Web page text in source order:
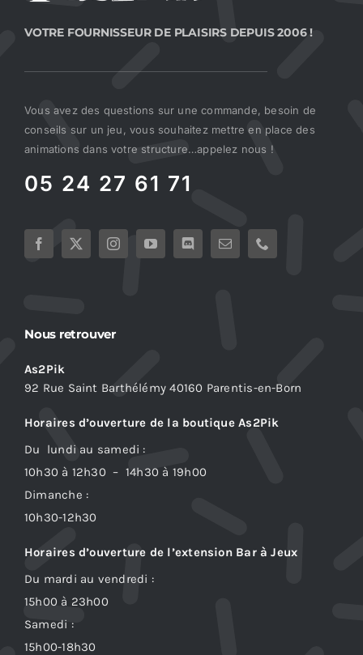
VOTRE FOURNISSEUR DE PLAISIRS DEPUIS 2006 !
Vous avez des questions sur une commande, besoin de
conseils sur un jeu, vous souhaitez mettre en place des
animations dans votre structure…appelez nous !
05 24 27 61 71
Nous retrouver
As2Pik
92 Rue Saint Barthélémy 40160 Parentis-en-Born
Horaires d’ouverture de la boutique As2Pik
Du lundi au samedi :
10h30 à 12h30 – 14h30 à 19h00
Dimanche :
10h30-12h30
Horaires d’ouverture de l’extension Bar à Jeux
Du mardi au vendredi :
15h00 à 23h00
Samedi :
15h00-18h30